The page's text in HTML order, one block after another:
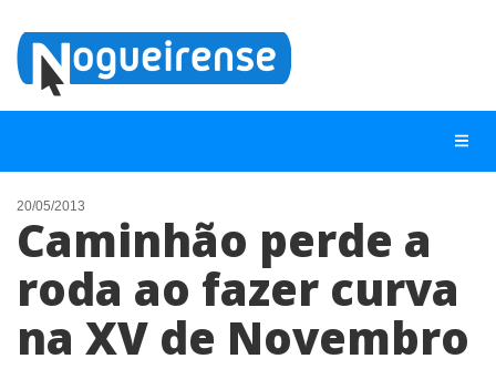
NOTÍCIAS
LISTA DIGITAL
TELEFONES ÚTEIS
20/05/2013
Caminhão perde a
roda ao fazer curva
na XV de Novembro